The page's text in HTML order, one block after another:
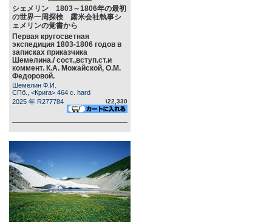
シェメリン 1803～1806年の最初
の世界一周探検 露米会社執事シ
ェメリンの覚書から
Первая кругосветная
экспедиция 1803-1806 годов в
записках приказчика
Шемелина./ сост.,вступ.ст.и
коммент. К.А. Можайской, О.М.
Федоровой.
Шемелин Ф.И.
СПб., <Крига> 464 c. hard
2025 年 R277784
\22,330